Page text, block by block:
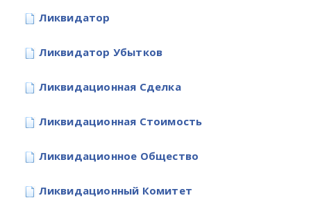
Ликвидатор
Ликвидатор Убытков
Ликвидационная Сделка
Ликвидационная Стоимость
Ликвидационное Общество
Ликвидационный Комитет